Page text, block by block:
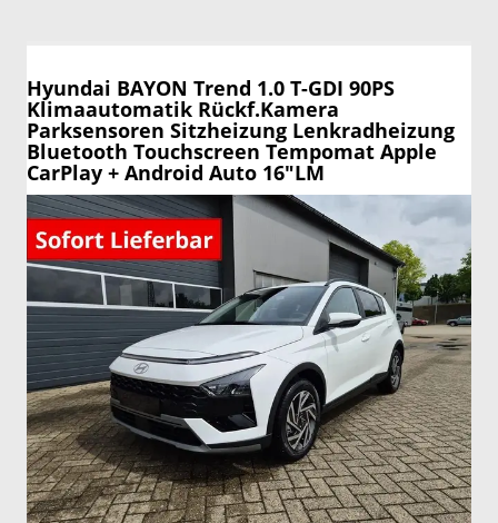
Hyundai BAYON Trend 1.0 T-GDI 90PS
Klimaautomatik Rückf.Kamera
Parksensoren Sitzheizung Lenkradheizung
Bluetooth Touchscreen Tempomat Apple
CarPlay + Android Auto 16"LM